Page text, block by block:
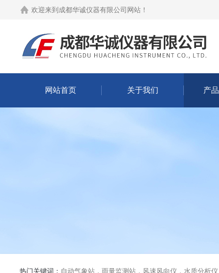
欢迎来到 成都华诚仪器有限公司网站 ！
网站首页 关于我们 产
热门关键词： 自动气象站，雨量监测站，风速风向仪，水质分析